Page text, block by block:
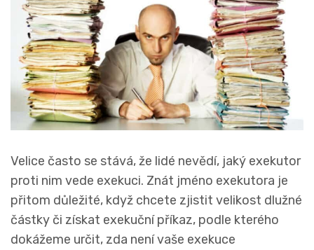
Velice často se stává, že lidé nevědí, jaký exekutor
proti nim vede exekuci. Znát jméno exekutora je
přitom důležité, když chcete zjistit velikost dlužné
částky či získat exekuční příkaz, podle kterého
dokážeme určit, zda není vaše exekuce